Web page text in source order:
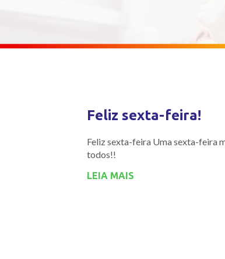
Feliz sexta-feira!
Feliz sexta-feira Uma sexta-feira
todos!!
LEIA MAIS